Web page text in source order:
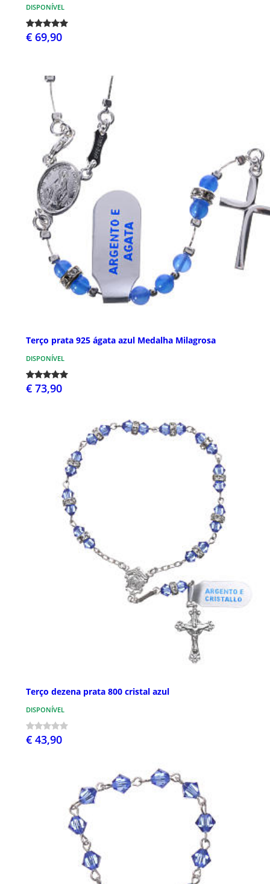
DISPONÍVEL
€ 69,90
Terço prata 925 ágata azul Medalha Milagrosa
DISPONÍVEL
€ 73,90
Terço dezena prata 800 cristal azul
DISPONÍVEL
€ 43,90